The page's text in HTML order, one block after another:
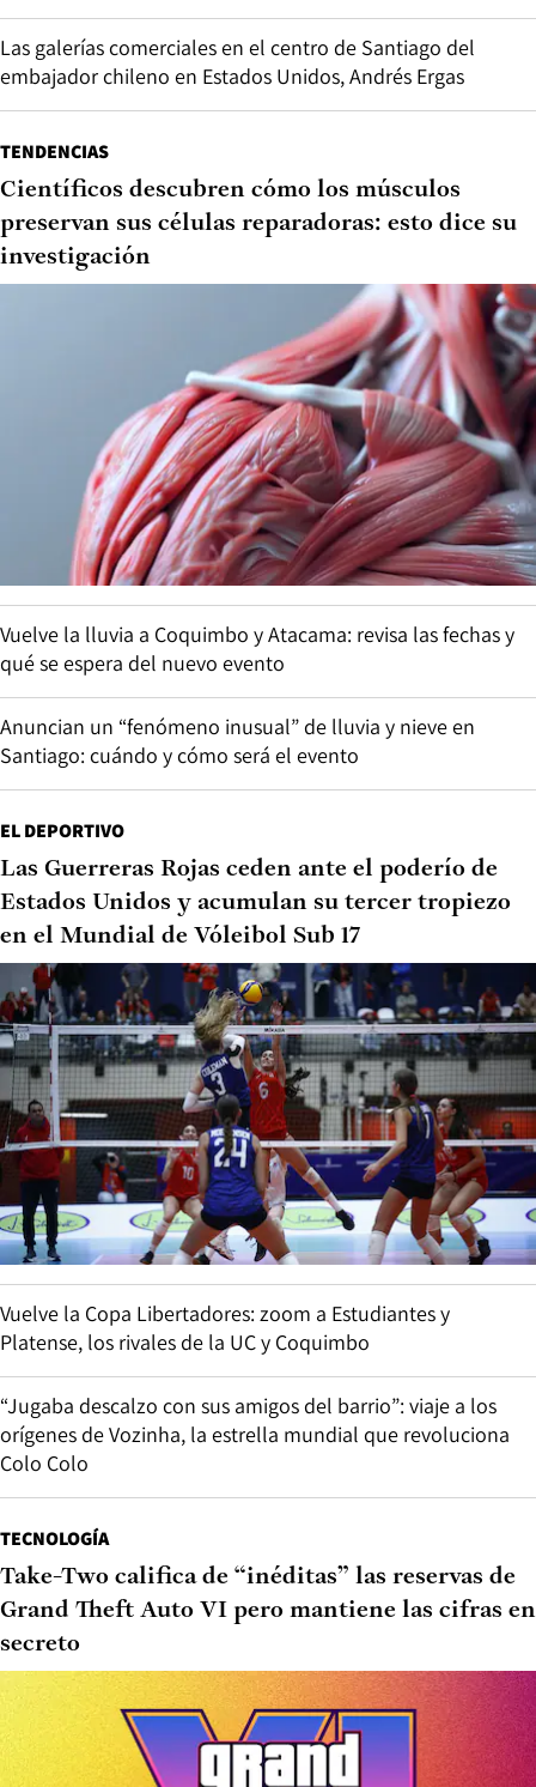
Las galerías comerciales en el centro de Santiago del
embajador chileno en Estados Unidos, Andrés Ergas
TENDENCIAS
Científicos descubren cómo los músculos
preservan sus células reparadoras: esto dice su
investigación
Vuelve la lluvia a Coquimbo y Atacama: revisa las fechas y
qué se espera del nuevo evento
Anuncian un “fenómeno inusual” de lluvia y nieve en
Santiago: cuándo y cómo será el evento
EL DEPORTIVO
Las Guerreras Rojas ceden ante el poderío de
Estados Unidos y acumulan su tercer tropiezo
en el Mundial de Vóleibol Sub 17
Vuelve la Copa Libertadores: zoom a Estudiantes y
Platense, los rivales de la UC y Coquimbo
“Jugaba descalzo con sus amigos del barrio”: viaje a los
orígenes de Vozinha, la estrella mundial que revoluciona
Colo Colo
TECNOLOGÍA
Take-Two califica de “inéditas” las reservas de
Grand Theft Auto VI pero mantiene las cifras en
secreto